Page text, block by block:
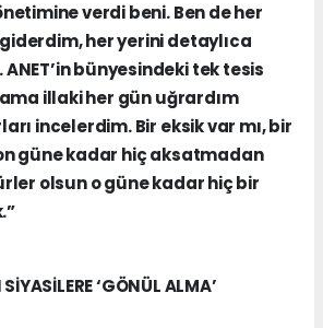
verdi beni. Ben de her
her yerini detaylıca
bünyesindeki tek tesis
illaki her gün uğrardım
incelerdim. Bir eksik var mı, bir
güne kadar hiç aksatmadan
olsun o güne kadar hiç bir
‘GÖNÜL ALMA’